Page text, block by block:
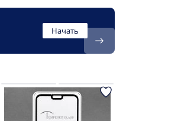
Начать